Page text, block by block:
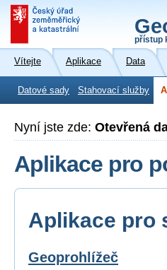
přístup
Vítejte Aplikace Data
Datové sady Stahovací služby
Nyní jste zde: Otevřená
Aplikace pro
Aplikace pro
Geoprohlížeč